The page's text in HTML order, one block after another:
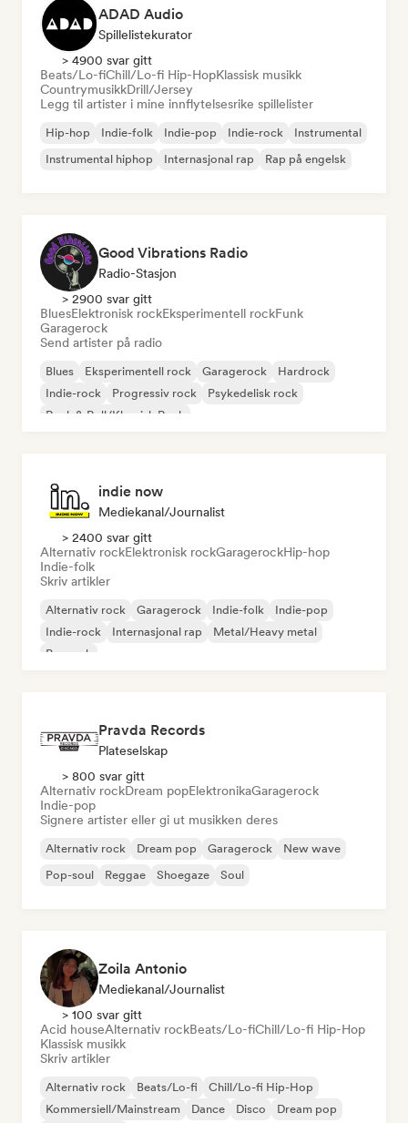
ADAD Audio
Spillelistekurator
> 4900 svar gitt
Beats/Lo-fiChill/Lo-fi Hip-HopKlassisk musikk
CountrymusikkDrill/Jersey
Legg til artister i mine innflytelsesrike spillelister
Hip-hop Indie-folk Indie-pop Indie-rock
Instrumental
Instrumental hiphop
Internasjonal rap Rap på engelsk
Good Vibrations Radio
Radio-Stasjon
> 2900 svar gitt
BluesElektronisk rockEksperimentell rockFunk
Garagerock
Send artister på radio
Blues Eksperimentell rock Garagerock
Hardrock
Indie-rock
Progressiv rock
Psykedelisk rock
Rock & Roll/Klassisk Rock
indie now
Mediekanal/journalist
> 2400 svar gitt
Alternativ rockElektronisk rockGaragerockHip-hop
Indie-folk
Skriv artikler
Alternativ rock Garagerock Indie-folk
Indie-pop
Indie-rock
Internasjonal rap
Metal/Heavy metal
Poprock
Pravda Records
Plateselskap
> 800 svar gitt
Alternativ rockDream popElektronikaGaragerock
Indie-pop
Signere artister eller gi ut musikken deres
Alternativ rock Dream pop Garagerock
New wave
Pop-soul
Reggae Shoegaze Soul
Zoila Antonio
Mediekanal/journalist
> 100 svar gitt
Acid houseAlternativ rockBeats/Lo-fiChill/Lo-fi Hip-Hop
Klassisk musikk
Skriv artikler
Alternativ rock Beats/Lo-fi
Chill/Lo-fi Hip-Hop
Kommersiell/Mainstream
Dance Disco
Dream pop